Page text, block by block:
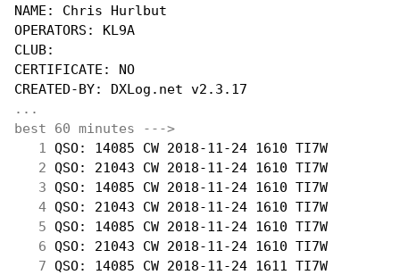
NAME: Chris Hurlbut
OPERATORS: KL9A
CLUB:
CERTIFICATE: NO
...
best 60 minutes --->
  1
QSO: 14085 CW 2018-11-24 1610 TI7W
  2
QSO: 21043 CW 2018-11-24 1610 TI7W
  3
QSO: 14085 CW 2018-11-24 1610 TI7W
  4
QSO: 21043 CW 2018-11-24 1610 TI7W
  5
QSO: 14085 CW 2018-11-24 1610 TI7W
  6
QSO: 21043 CW 2018-11-24 1610 TI7W
  7
QSO: 14085 CW 2018-11-24 1611 TI7W